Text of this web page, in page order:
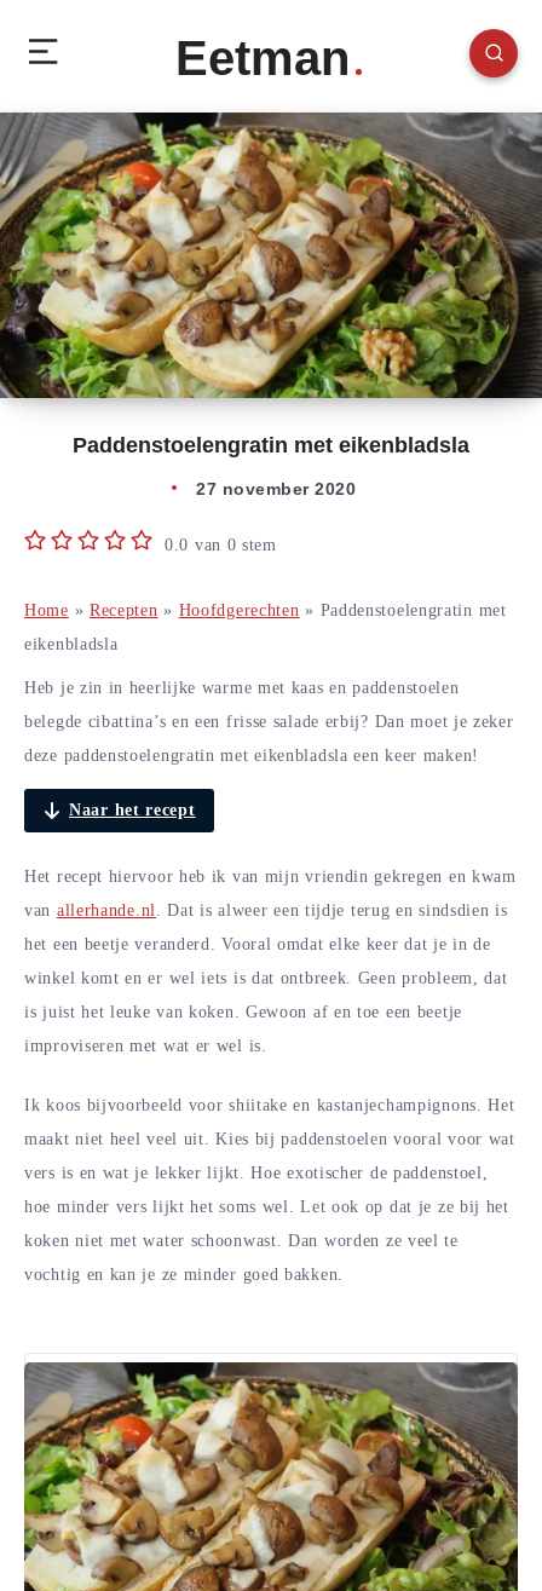
Eetman
Paddenstoelengratin met eikenbladsla
27 november 2020
0.0 van 0 stem
Home » Recepten » Hoofdgerechten » Paddenstoelengratin met
eikenbladsla
Heb je zin in heerlijke warme met kaas en paddenstoelen
belegde cibattina’s en een frisse salade erbij? Dan moet je zeker
deze paddenstoelengratin met eikenbladsla een keer maken!
Naar het recept
Het recept hiervoor heb ik van mijn vriendin gekregen en kwam
van allerhande.nl. Dat is alweer een tijdje terug en sindsdien is
het een beetje veranderd. Vooral omdat elke keer dat je in de
winkel komt en er wel iets is dat ontbreek. Geen probleem, dat
is juist het leuke van koken. Gewoon af en toe een beetje
improviseren met wat er wel is.
Ik koos bijvoorbeeld voor shiitake en kastanjechampignons. Het
maakt niet heel veel uit. Kies bij paddenstoelen vooral voor wat
vers is en wat je lekker lijkt. Hoe exotischer de paddenstoel,
hoe minder vers lijkt het soms wel. Let ook op dat je ze bij het
koken niet met water schoonwast. Dan worden ze veel te
vochtig en kan je ze minder goed bakken.